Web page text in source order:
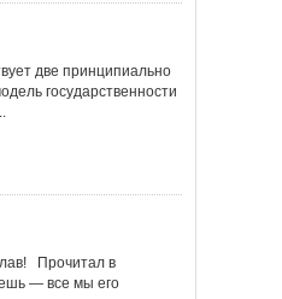
две принципиально
государственности
Прочитал в
— все мы его